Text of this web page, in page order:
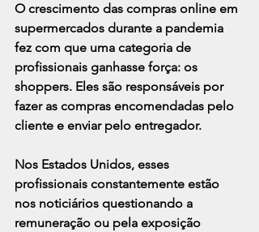
O crescimento das compras online em
supermercados durante a pandemia
fez com que uma categoria de
profissionais ganhasse força: os
shoppers. Eles são responsáveis por
fazer as compras encomendadas pelo
cliente e enviar pelo entregador.
Nos Estados Unidos, esses
profissionais constantemente estão
nos noticiários questionando a
remuneração ou pela exposição